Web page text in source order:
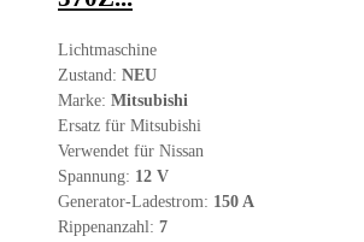
Lichtmaschine
Zustand: NEU
Marke: Mitsubishi
Ersatz für Mitsubishi
Verwendet für Nissan
Spannung: 12 V
Generator-Ladestrom: 150 A
Rippenanzahl: 7